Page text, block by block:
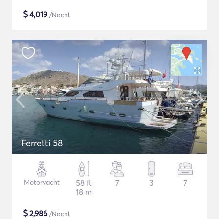
$4,019 /Nacht
Ferretti 58
Motoryacht
58 ft
18 m
7 3 7
$2,986 /Nacht